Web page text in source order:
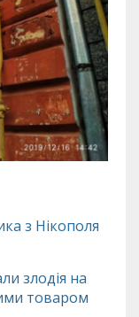
з Нікополя
злодія на
товаром